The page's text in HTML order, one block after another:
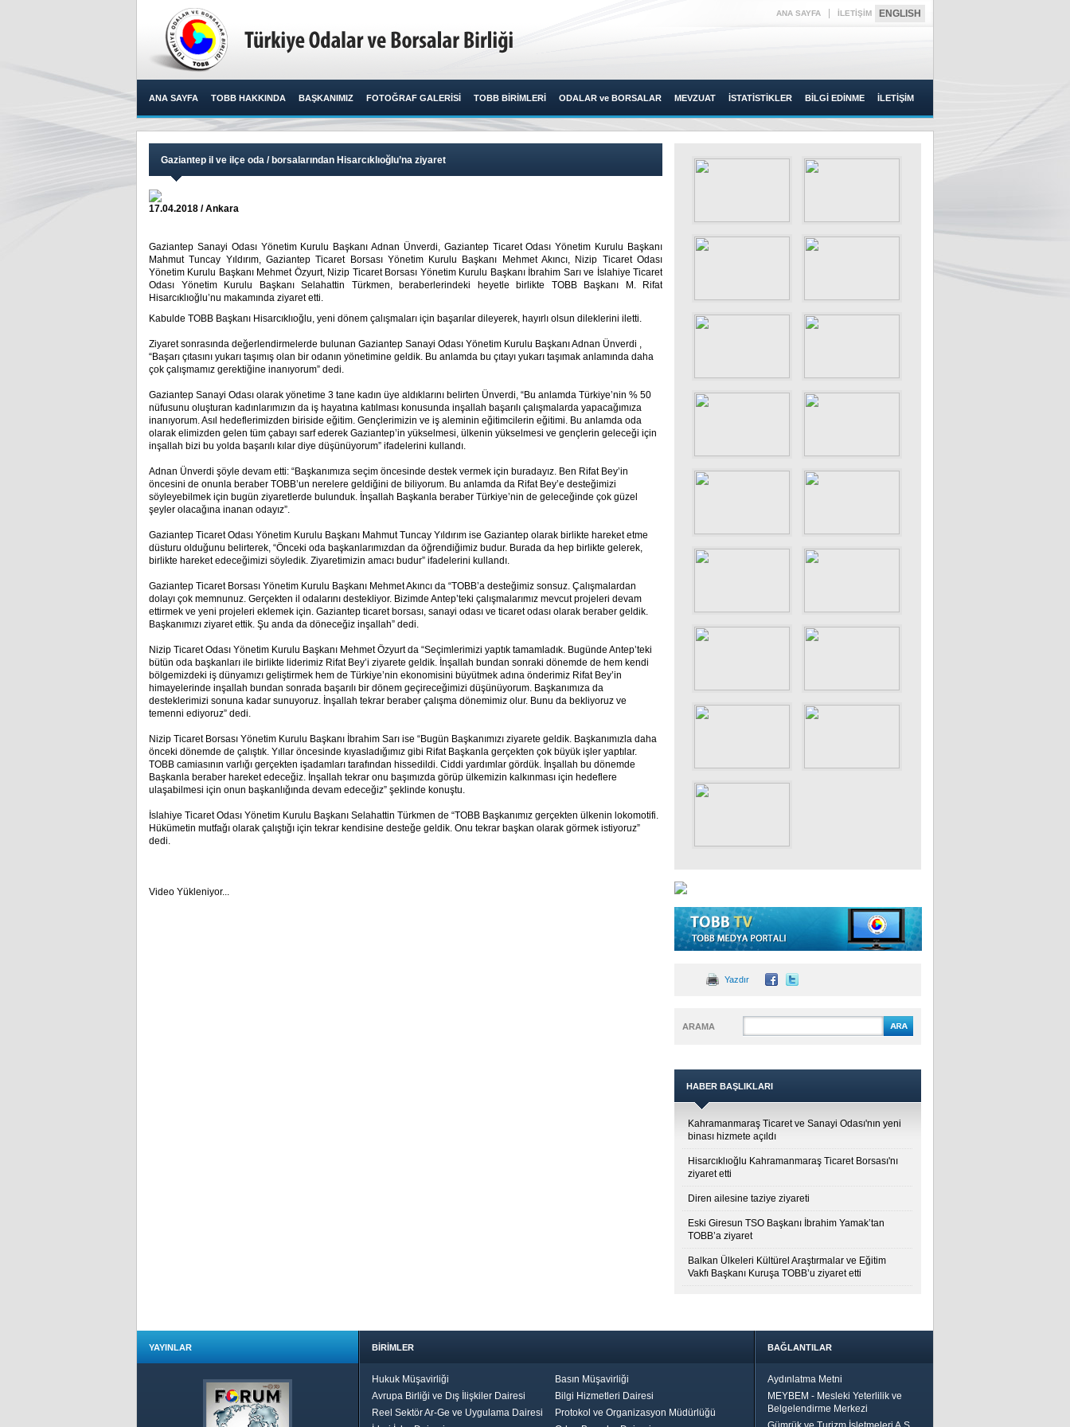
ANA SAYFA İLETİŞİM ENGLISH
ANA SAYFA TOBB HAKKINDA BAŞKANIMIZ FOTOĞRAF GALERİSİ TOBB BİRİMLERİ ODALAR ve BORSALAR MEVZUAT İSTATİSTİKLER BİLGİ EDİNME İLETİŞİM
Gaziantep il ve ilçe oda / borsalarından Hisarcıklıoğlu’na ziyaret
17.04.2018 / Ankara
Gaziantep Sanayi Odası Yönetim Kurulu Başkanı Adnan Ünverdi, Gaziantep Ticaret Odası Yönetim Kurulu Başkanı
Mahmut Tuncay Yıldırım, Gaziantep Ticaret Borsası Yönetim Kurulu Başkanı Mehmet Akıncı, Nizip Ticaret Odası
Yönetim Kurulu Başkanı Mehmet Özyurt, Nizip Ticaret Borsası Yönetim Kurulu Başkanı İbrahim Sarı ve İslahiye Ticaret
Odası Yönetim Kurulu Başkanı Selahattin Türkmen, beraberlerindeki heyetle birlikte TOBB Başkanı M. Rifat
Hisarcıklıoğlu’nu makamında ziyaret etti.​
Kabulde TOBB Başkanı Hisarcıklıoğlu, yeni dönem çalışmaları için başarılar dileyerek, hayırlı olsun dileklerini iletti.
Ziyaret sonrasında değerlendirmelerde bulunan Gaziantep Sanayi Odası Yönetim Kurulu Başkanı Adnan Ünverdi ,
“Başarı çıtasını yukarı taşımış olan bir odanın yönetimine geldik. Bu anlamda bu çıtayı yukarı taşımak anlamında daha
çok çalışmamız gerektiğine inanıyorum” dedi.
Gaziantep Sanayi Odası olarak yönetime 3 tane kadın üye aldıklarını belirten Ünverdi, “Bu anlamda Türkiye’nin % 50
nüfusunu oluşturan kadınlarımızın da iş hayatına katılması konusunda inşallah başarılı çalışmalarda yapacağımıza
inanıyorum. Asıl hedeflerimizden biriside eğitim. Gençlerimizin ve iş aleminin eğitimcilerin eğitimi. Bu anlamda oda
olarak elimizden gelen tüm çabayı sarf ederek Gaziantep’in yükselmesi, ülkenin yükselmesi ve gençlerin geleceği için
inşallah bizi bu yolda başarılı kılar diye düşünüyorum” ifadelerini kullandı.
Adnan Ünverdi şöyle devam etti: “Başkanımıza seçim öncesinde destek vermek için buradayız. Ben Rifat Bey’in
öncesini de onunla beraber TOBB’un nerelere geldiğini de biliyorum. Bu anlamda da Rifat Bey’e desteğimizi
söyleyebilmek için bugün ziyaretlerde bulunduk. İnşallah Başkanla beraber Türkiye’nin de geleceğinde çok güzel
şeyler olacağına inanan odayız”.
Gaziantep Ticaret Odası Yönetim Kurulu Başkanı Mahmut Tuncay Yıldırım ise Gaziantep olarak birlikte hareket etme
düsturu olduğunu belirterek, “Önceki oda başkanlarımızdan da öğrendiğimiz budur. Burada da hep birlikte gelerek,
birlikte hareket edeceğimizi söyledik. Ziyaretimizin amacı budur” ifadelerini kullandı.
Gaziantep Ticaret Borsası Yönetim Kurulu Başkanı Mehmet Akıncı da “TOBB’a desteğimiz sonsuz. Çalışmalardan
dolayı çok memnunuz. Gerçekten il odalarını destekliyor. Bizimde Antep’teki çalışmalarımız mevcut projeleri devam
ettirmek ve yeni projeleri eklemek için. Gaziantep ticaret borsası, sanayi odası ve ticaret odası olarak beraber geldik.
Başkanımızı ziyaret ettik. Şu anda da döneceğiz inşallah” dedi.
Nizip Ticaret Odası Yönetim Kurulu Başkanı Mehmet Özyurt da “Seçimlerimizi yaptık tamamladık. Bugünde Antep’teki
bütün oda başkanları ile birlikte liderimiz Rifat Bey’i ziyarete geldik. İnşallah bundan sonraki dönemde de hem kendi
bölgemizdeki iş dünyamızı geliştirmek hem de Türkiye’nin ekonomisini büyütmek adına önderimiz Rifat Bey’in
himayelerinde inşallah bundan sonrada başarılı bir dönem geçireceğimizi düşünüyorum. Başkanımıza da
desteklerimizi sonuna kadar sunuyoruz. İnşallah tekrar beraber çalışma dönemimiz olur. Bunu da bekliyoruz ve
temenni ediyoruz” dedi.
Nizip Ticaret Borsası Yönetim Kurulu Başkanı İbrahim Sarı ise “Bugün Başkanımızı ziyarete geldik. Başkanımızla daha
önceki dönemde de çalıştık. Yıllar öncesinde kıyasladığımız gibi Rifat Başkanla gerçekten çok büyük işler yaptılar.
TOBB camiasının varlığı gerçekten işadamları tarafından hissedildi. Ciddi yardımlar gördük. İnşallah bu dönemde
Başkanla beraber hareket edeceğiz. İnşallah tekrar onu başımızda görüp ülkemizin kalkınması için hedeflere
ulaşabilmesi için onun başkanlığında devam edeceğiz” şeklinde konuştu.
İslahiye Ticaret Odası Yönetim Kurulu Başkanı Selahattin Türkmen de “TOBB Başkanımız gerçekten ülkenin lokomotifi.
Hükümetin mutfağı olarak çalıştığı için tekrar kendisine desteğe geldik. Onu tekrar başkan olarak görmek istiyoruz”
dedi.
Video Yükleniyor...
Yazdır
ARAMA
HABER BAŞLIKLARI
Kahramanmaraş Ticaret ve Sanayi Odası'nın yeni
binası hizmete açıldı
Hisarcıklıoğlu Kahramanmaraş Ticaret Borsası'nı
ziyaret etti
Diren ailesine taziye ziyareti
Eski Giresun TSO Başkanı İbrahim Yamak’tan
TOBB’a ziyaret
Balkan Ülkeleri Kültürel Araştırmalar ve Eğitim
Vakfı Başkanı Kuruşa TOBB’u ziyaret etti
YAYINLAR BİRİMLER
Hukuk Müşavirliği
Basın Müşavirliği
Avrupa Birliği ve Dış İlişkiler Dairesi
Bilgi Hizmetleri Dairesi
Reel Sektör Ar-Ge ve Uygulama Dairesi
Protokol ve Organizasyon Müdürlüğü
BAĞLANTILAR
Aydınlatma Metni
MEYBEM - Mesleki Yeterlilik ve
Belgelendirme Merkezi